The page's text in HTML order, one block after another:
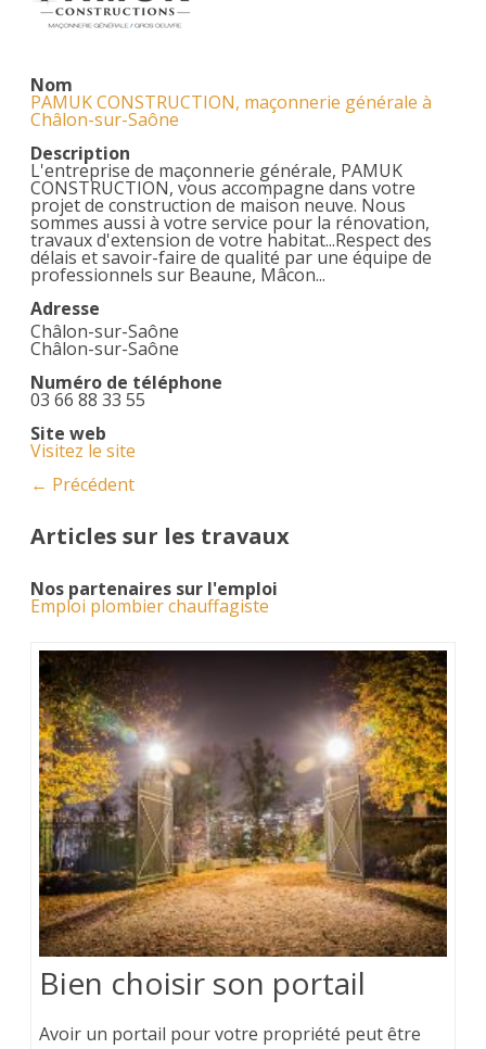
Nom
PAMUK CONSTRUCTION, maçonnerie générale à
Châlon-sur-Saône
Description
L'entreprise de maçonnerie générale, PAMUK
CONSTRUCTION, vous accompagne dans votre
projet de construction de maison neuve. Nous
sommes aussi à votre service pour la rénovation,
travaux d'extension de votre habitat...Respect des
délais et savoir-faire de qualité par une équipe de
professionnels sur Beaune, Mâcon...
Adresse
Châlon-sur-Saône
Châlon-sur-Saône
Numéro de téléphone
03 66 88 33 55
Site web
Visitez le site
← Précédent
Articles sur les travaux
Nos partenaires sur l'emploi
Emploi plombier chauffagiste
Bien choisir son portail
Avoir un portail pour votre propriété peut être